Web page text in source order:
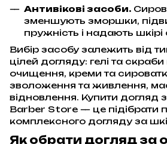
Антивікові засоби.
зменшують зморшки,
пружність і надають шкірі
Вибір засобу залежить від
цілей догляду: гелі та
очищення, креми та
зволоження та живлення,
відновлення. Купити догляд
Barber Store — це підібрати
комплексного догляду за
Як обрати догляд за